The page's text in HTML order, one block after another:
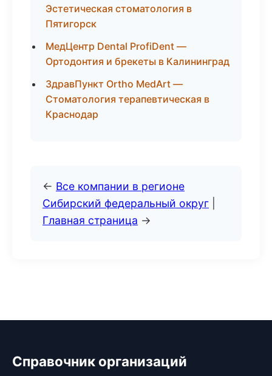
Эстетическая стоматология в
Пятигорск
МедЦентр Dental ProfiDent —
Ортодонтия и брекеты в Калининград
ЗдравПункт Ortho MedArt —
Стоматология терапевтическая в
Краснодар
← Все компании в регионе
Сибирский федеральный округ
Главная страница →
Справочник организаций